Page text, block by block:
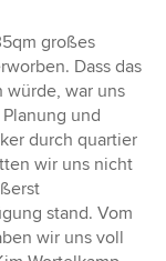
großes
Dass das
würde, war uns
und
durch quartier
wir uns nicht
stand. Vom
wir uns voll